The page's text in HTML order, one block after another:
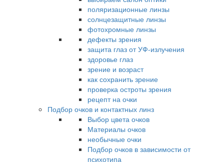
поляризационные линзы
солнцезащитные линзы
фотохромные линзы
дефекты зрения
защита глаз от УФ-излучения
здоровье глаз
зрение и возраст
как сохранить зрение
проверка остроты зрения
рецепт на очки
Подбор очков и контактных линз
Выбор цвета очков
Материалы очков
необычные очки
Подбор очков в зависимости от
психотипа